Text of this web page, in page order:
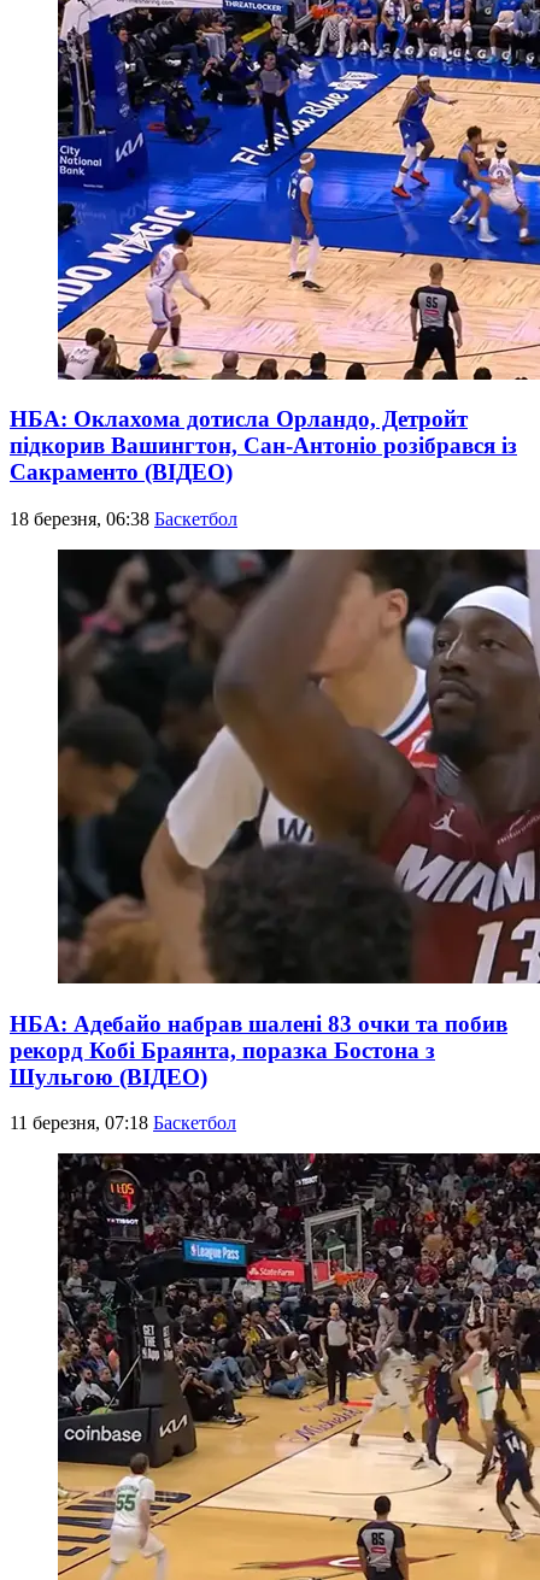
НБА: Оклахома дотисла Орландо, Детройт
підкорив Вашингтон, Сан-Антоніо розібрався із
Сакраменто (ВІДЕО)
18 березня, 06:38 Баскетбол
НБА: Адебайо набрав шалені 83 очки та побив
рекорд Кобі Браянта, поразка Бостона з
Шульгою (ВІДЕО)
11 березня, 07:18 Баскетбол